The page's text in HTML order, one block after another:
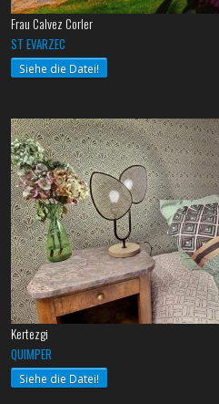
Frau Calvez Corler
ST EVARZEC
Siehe die Datei!
Kertezgi
QUIMPER
Siehe die Datei!